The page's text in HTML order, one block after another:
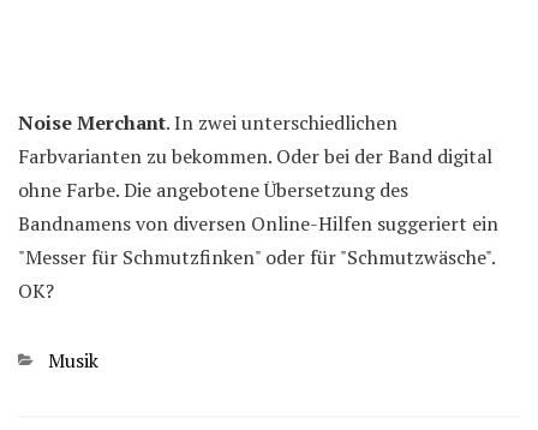
Noise Merchant. In zwei unterschiedlichen
Farbvarianten zu bekommen. Oder bei der Band digital
ohne Farbe. Die angebotene Übersetzung des
Bandnamens von diversen Online-Hilfen suggeriert ein
"Messer für Schmutzfinken" oder für "Schmutzwäsche".
OK?
Kategorien
Musik